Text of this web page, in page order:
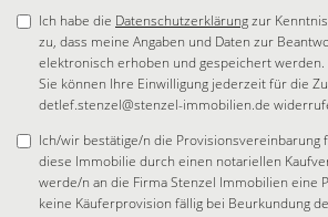
Ich habe die Datenschutzerklärungzur
zu, dass meine Angaben und Daten zur
elektronisch erhoben und gespeichert werden.
Sie können Ihre Einwilligung jederzeit für die
detlef.stenzel@stenzel-immobilien.de
Ich/wir bestätige/n die Provisionsvereinbarung
diese Immobilie durch einen notariellen
werde/n an die Firma Stenzel Immobilien eine
keine Käuferprovision fällig bei Beurkundung